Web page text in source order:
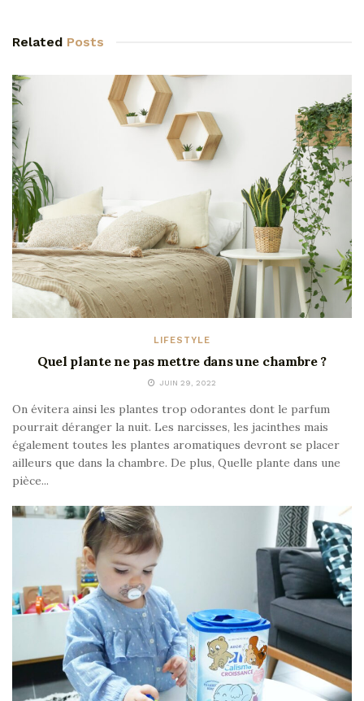
Related Posts
LIFESTYLE
Quel plante ne pas mettre dans une chambre ?
JUIN 29, 2022
On évitera ainsi les plantes trop odorantes dont le parfum
pourrait déranger la nuit. Les narcisses, les jacinthes mais
également toutes les plantes aromatiques devront se placer
ailleurs que dans la chambre. De plus, Quelle plante dans une
pièce...